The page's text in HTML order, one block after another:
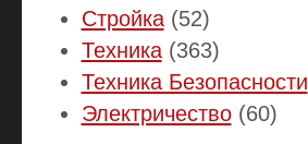
Стройка(52)
Техника(363)
Техника Безопасности
Электричество(60)